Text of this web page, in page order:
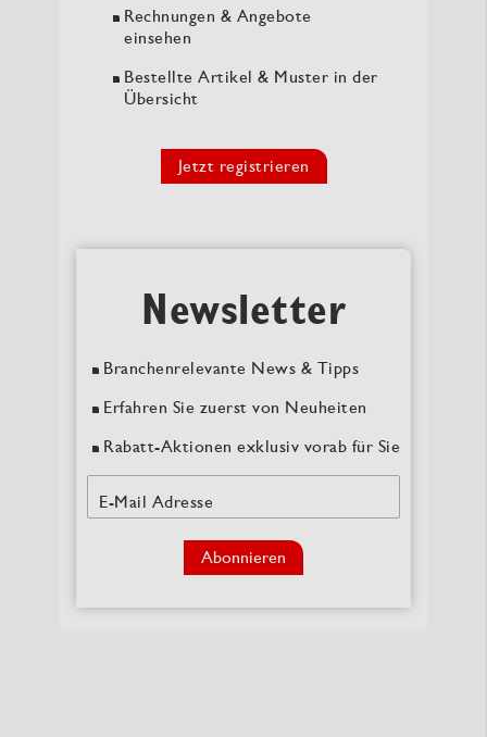
Newsletter
Branchenrelevante News & Tipps
Erfahren Sie zuerst von Neuheiten
Rabatt-Aktionen exklusiv vorab für Sie
E-Mail Adresse
Abonnieren
Rechnungen & Angebote
einsehen
Bestellte Artikel & Muster in der
Übersicht
Jetzt registrieren